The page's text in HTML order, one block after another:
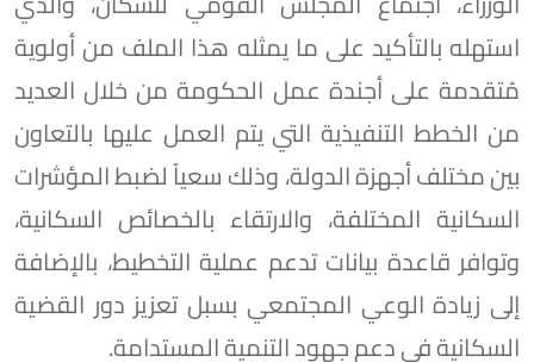
استهله بالتأكيد على ما يمثله هذا الملف من أولوية
مُتقدمة على أجندة عمل الحكومة من خلال العديد
من الخطط التنفيذية التي يتم العمل عليها بالتعاون
بين مختلف أجهزة الدولة، وذلك سعياً لضبط المؤشرات
السكانية المختلفة، والارتقاء بالخصائص السكانية،
وتوافر قاعدة بيانات تدعم عملية التخطيط، بالإضافة
إلى زيادة الوعي المجتمعي بسبل تعزيز دور القضية
السكانية في دعم جهود التنمية المستدامة.